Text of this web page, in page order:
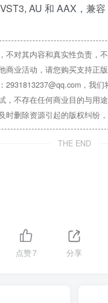
AU 和 AAX，兼
对其内容和真实性负责，
业活动，请您购买支持正
，我们
不存在任何商业目的与用
删除资源引起的版权纠纷
THE END
点赞7 分享